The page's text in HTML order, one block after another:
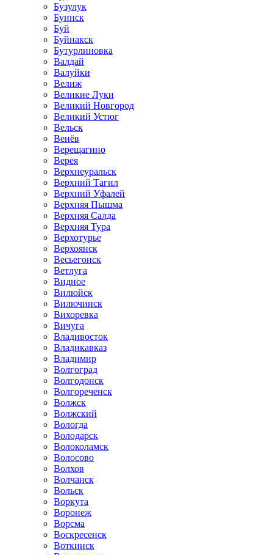
Бузулук
Буинск
Буй
Буйнакск
Бутурлиновка
Валдай
Валуйки
Велиж
Великие Луки
Великий Новгород
Великий Устюг
Вельск
Венёв
Верещагино
Верея
Верхнеуральск
Верхний Тагил
Верхний Уфалей
Верхняя Пышма
Верхняя Салда
Верхняя Тура
Верхотурье
Верхоянск
Весьегонск
Ветлуга
Видное
Вилюйск
Вилючинск
Вихоревка
Вичуга
Владивосток
Владикавказ
Владимир
Волгоград
Волгодонск
Волгореченск
Волжск
Волжский
Вологда
Володарск
Волоколамск
Волосово
Волхов
Волчанск
Вольск
Воркута
Воронеж
Ворсма
Воскресенск
Воткинск